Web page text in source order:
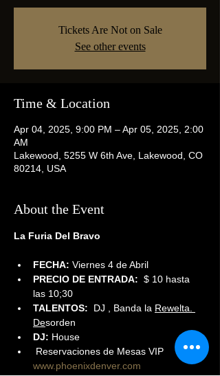
Tickets Are Not on Sale
See other events
Time & Location
Apr 04, 2025, 9:00 PM – Apr 05, 2025, 2:00
AM
Lakewood, 5255 W 6th Ave, Lakewood, CO
80214, USA
About the Event
La Furia Del Bravo
FECHA: Viernes 4 de Abril
PRECIO DE ENTRADA: $ 10 hasta
las 10;30
TALENTOS:
DJ , Banda la Rewelta.
Desorden
DJ: House
Reservaciones de Mesas VIP
www.phoenixdenver.com